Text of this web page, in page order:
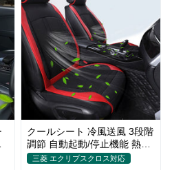
クールシート 冷風送風 3段階
調節 自動起動/停止機能 熱中
症対策 夏 暑さ対策 取付簡単
三菱 エクリプスクロス対応